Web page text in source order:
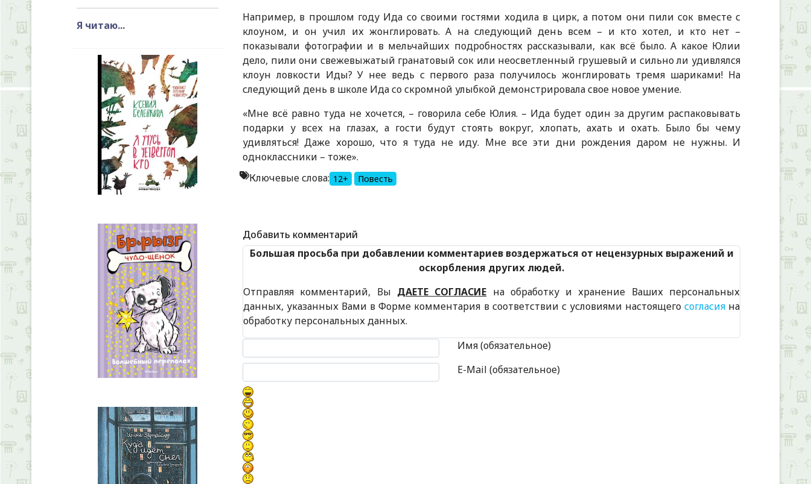
Я читаю...
Например, в прошлом году Ида со своими гостями ходила в цирк, а потом они пили сок вместе с
клоуном, и он учил их жонглировать. А на следующий день всем – и кто хотел, и кто нет –
показывали фотографии и в мельчайших подробностях рассказывали, как всё было. А какое Юлии
дело, пили они свежевыжатый гранатовый сок или неосветленный грушевый и сильно ли удивлялся
клоун ловкости Иды? У нее ведь с первого раза получилось жонглировать тремя шариками! На
следующий день в школе Ида со скромной улыбкой демонстрировала свое новое умение.
«Мне всё равно туда не хочется, – говорила себе Юлия. – Ида будет один за другим распаковывать
подарки у всех на глазах, а гости будут стоять вокруг, хлопать, ахать и охать. Было бы чему
удивляться! Даже хорошо, что я туда не иду. Мне все эти дни рождения даром не нужны. И
одноклассники – тоже».
Ключевые слова: 12+ Повесть
Добавить комментарий
Большая просьба при добавлении комментариев воздержаться от нецензурных выражений и
оскорбления других людей.
Отправляя комментарий, Вы ДАЕТЕ СОГЛАСИЕ на обработку и хранение Ваших персональных
данных, указанных Вами в Форме комментария в соответствии с условиями настоящего согласияна
обработку персональных данных.
Имя (обязательное)
E-Mail (обязательное)
Текст комментария